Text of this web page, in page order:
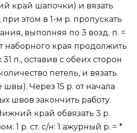
край шапочки) и вязать
этом в 1-м р. пропускать
выполняя по 3 возд. п. =
наборного края продолжить
п., оставив с обеих сторон
петель, и вязать
швы). Через 15 р. от начала
швов закончить работу.
край обвязать 3 р.
1 р. ст. с/н: 1 ажурный р. = *